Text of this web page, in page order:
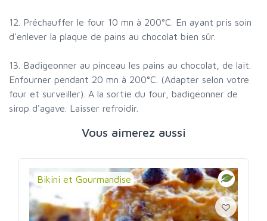
12. Préchauffer le four 10 mn à 200°C. En ayant pris soin
d'enlever la plaque de pains au chocolat bien sûr.
13. Badigeonner au pinceau les pains au chocolat, de lait.
Enfourner pendant 20 mn à 200°C. (Adapter selon votre
four et surveiller). A la sortie du four, badigeonner de
sirop d'agave. Laisser refroidir.
Vous aimerez aussi
Bikini et Gourmandise